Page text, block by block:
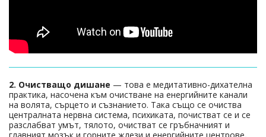
2. Очистващо дишане — това е медитативно-дихателна
практика, насочена към очистване на енергийните канали
на волята, сърцето и съзнанието. Така също се очиства
централната нервна система, психиката, почистват се и се
разслабват умът, тялото, очистват се гръбначният и